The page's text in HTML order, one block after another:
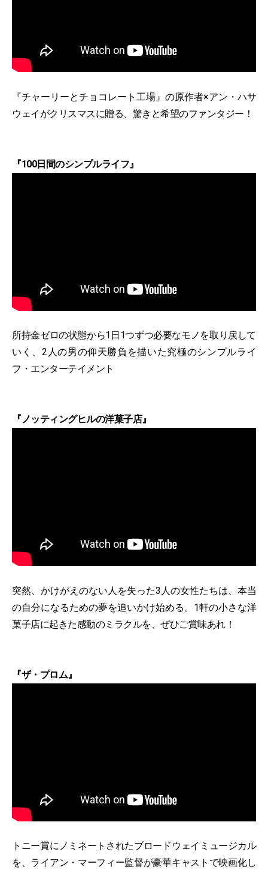
『チャーリーとチョコレート工場』の原作者×アン・ハサ
ウェイがクリスマスに贈る、驚きと希望のファンタジー！
『100日間のシンプルライフ』
所持金ゼロの状態から1日1つずつ必要なモノを取り戻して
いく、2人の男の仰天勝負を描いた究極のシンプルライ
フ・エンターテイメント
『ノッティングヒルの洋菓子店』
突然、かけがえのない人を失った3人の女性たちは、本当
の自分になるための夢を追いかけ始める。1軒の小さな洋
菓子店に起きた感動のミラクルを、ぜひご賞味あれ！
『ザ・プロム』
トニー賞にノミネートされたブロードウェイミュージカル
を、ライアン・マーフィー監督が豪華キャストで映画化し